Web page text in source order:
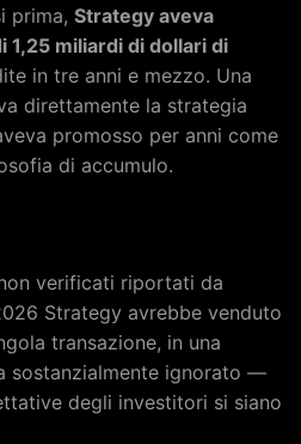
prima, Strategy aveva
1,25 miliardi di dollari di
in tre anni e mezzo. Una
direttamente la strategia
promosso per anni come
di accumulo.
verificati riportati da
Strategy avrebbe venduto
transazione, in una
sostanzialmente ignorato —
degli investitori si siano